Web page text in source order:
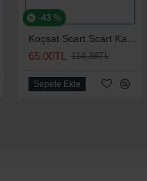
-43 %
Koçsat Scart Scart Kablo 1.20 Metre
65,00TL 114,38TL
Sepete Ekle